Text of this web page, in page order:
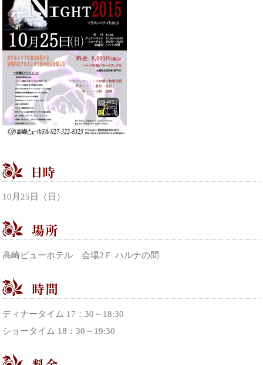
10月25日（日）
高崎ビューホテル 会場2Ｆ ハルナの間
ディナータイム 17：30～18:30
ショータイム 18：30～19:30